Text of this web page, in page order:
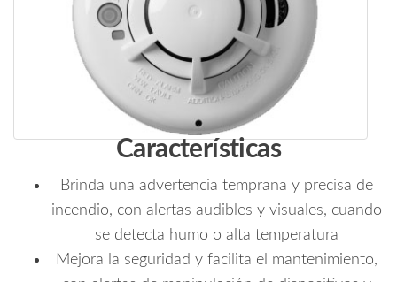
Características
Brinda una advertencia temprana y precisa de
incendio, con alertas audibles y visuales, cuando
se detecta humo o alta temperatura
Mejora la seguridad y facilita el mantenimiento,